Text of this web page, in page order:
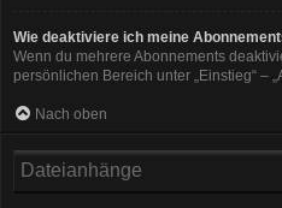
Wie deaktiviere ich meine
Wenn du mehrere Abonnements
persönlichen Bereich unter „Einstieg“ –
Nach oben
Dateianhänge